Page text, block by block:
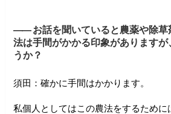
―― お話を聞いていると農薬や除
法は手間がかかる印象がありますが
うか？
須田：確かに手間はかかります。
私個人としてはこの農法をするために